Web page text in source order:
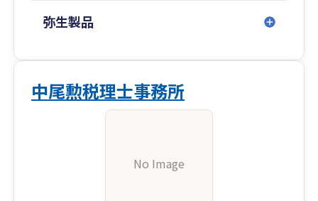
弥生製品
中尾勲税理士事務所
No Image